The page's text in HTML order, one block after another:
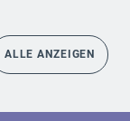
ALLE ANZEIGEN